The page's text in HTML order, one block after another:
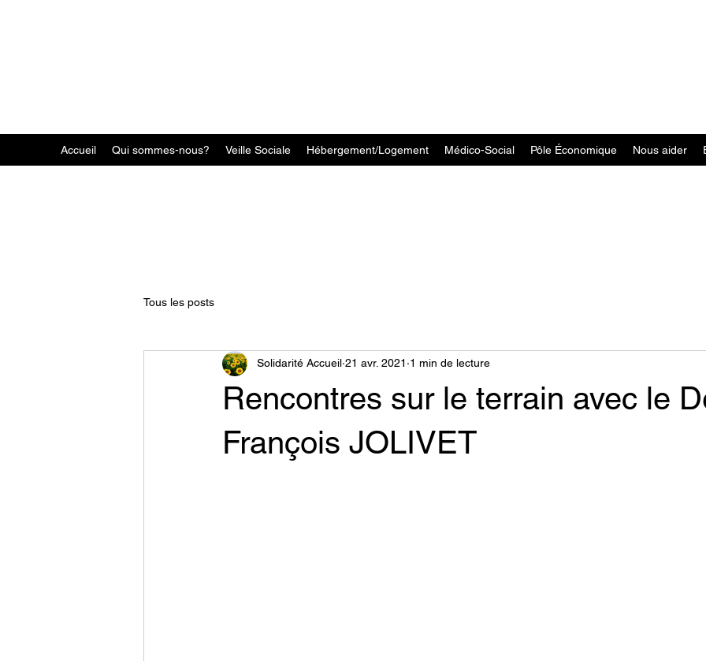
Accueil Qui sommes-nous? Veille Sociale Hébergement/Logement Médico-Social Pôle Économique Nous aider
Tous les posts
Rencontres sur le terrain avec le
François JOLIVET
Solidarité Accueil 21 avr. 2021 1 min de lecture